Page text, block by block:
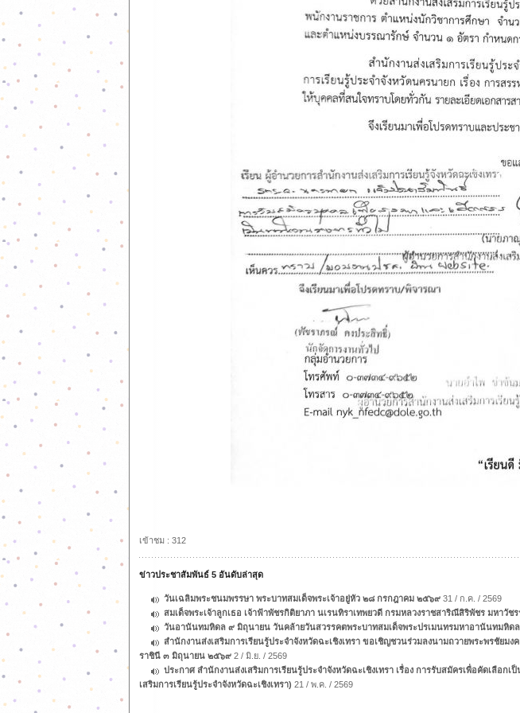
เข้าชม : 312
ข่าวประชาสัมพันธ์ 5 อันดับล่าสุด
วันเฉลิมพระชนมพรรษา พระบาทสมเด็จพระเจ้าอยู่หัว ๒๘ กรกฎาคม ๒๕๖๙ 31 / ก.ค. / 2569
สมเด็จพระเจ้าลูกเธอ เจ้าฟ้าพัชรกิติยาภา นเรนทิราเทพยวดี กรมหลวงราชสาริณีสิริพัชร มหาวัช
วันอานันทมหิดล ๙ มิถุนายน วันคล้ายวันสวรรคตพระบาทสมเด็จพระปรเมนทรมหาอานันทมหิด
สำนักงานส่งเสริมการเรียนรู้ประจำจังหวัดฉะเชิงเทรา ขอเชิญชวนร่วมลงนามถวายพระพรชัย
ราชินี ๓ มิถุนายน ๒๕๖๙ 2 / มิ.ย. / 2569
ประกาศ สำนักงานส่งเสริมการเรียนรู้ประจำจังหวัดฉะเชิงเทรา เรื่อง การรับสมัครเพื่อคัดเลื
เสริมการเรียนรู้ประจำจังหวัดฉะเชิงเทรา) 21 / พ.ค. / 2569